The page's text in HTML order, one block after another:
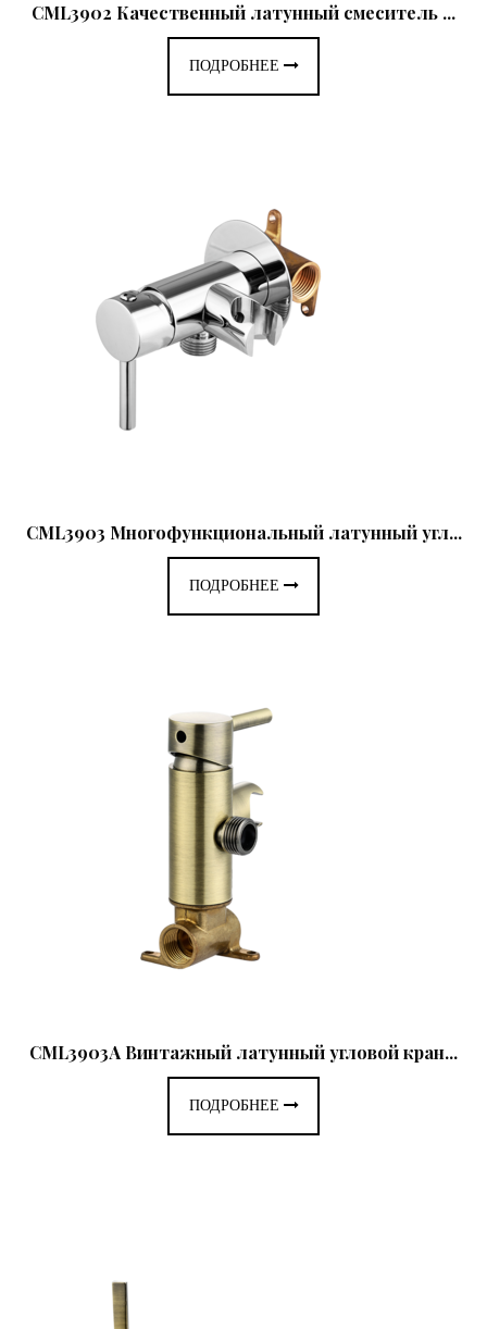
CML3902 Качественный латунный смеситель ...
ПОДРОБНЕЕ
CML3903 Многофункциональный латунный угл...
ПОДРОБНЕЕ
CML3903A Винтажный латунный угловой кран...
ПОДРОБНЕЕ